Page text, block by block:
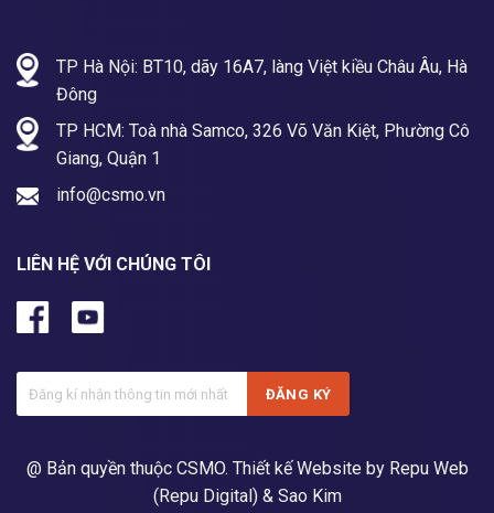
TP Hà Nội: BT10, dãy 16A7, làng Việt kiều Châu Âu, Hà
Đông
TP HCM: Toà nhà Samco, 326 Võ Văn Kiệt, Phường Cô
Giang, Quận 1
info@csmo.vn
LIÊN HỆ VỚI CHÚNG TÔI
@ Bản quyền thuộc CSMO. Thiết kế Website by Repu Web
(Repu Digital)& Sao Kim